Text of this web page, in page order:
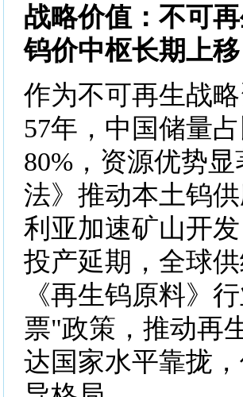
战略价值：不可
钨价中枢长期上移
作为不可再生战
57年，中国储量
80%，资源优势
法》推动本土钨
利亚加速矿山开
投产延期，全球
《再生钨原料》
票"政策，推动再
达国家水平靠拢